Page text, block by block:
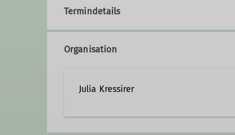
Termindetails
Organisation
Julia Kressirer